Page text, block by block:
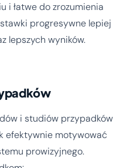
i łatwe do zrozumienia
progresywne lepiej
lepszych wyników.
i studiów przypadków
efektywnie motywować
prowizyjnego.